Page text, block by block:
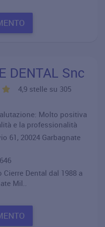
DENTAL Snc
4,9 stelle su 305
Molto positiva
e la professionalità
61, 20024 Garbagnate
Dental dal 1988 a
Mil..